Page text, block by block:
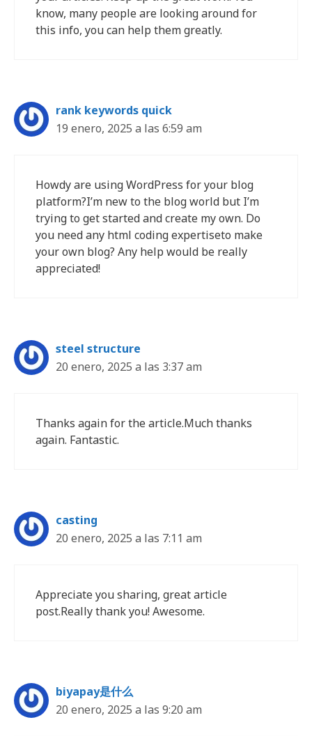
know, many people are looking around for
this info, you can help them greatly.
rank keywords quick
19 enero, 2025 a las 6:59 am
Howdy are using WordPress for your blog
platform?I’m new to the blog world but I’m
trying to get started and create my own. Do
you need any html coding expertiseto make
your own blog? Any help would be really
appreciated!
steel structure
20 enero, 2025 a las 3:37 am
Thanks again for the article.Much thanks
again. Fantastic.
casting
20 enero, 2025 a las 7:11 am
Appreciate you sharing, great article
post.Really thank you! Awesome.
biyapay是什么
20 enero, 2025 a las 9:20 am